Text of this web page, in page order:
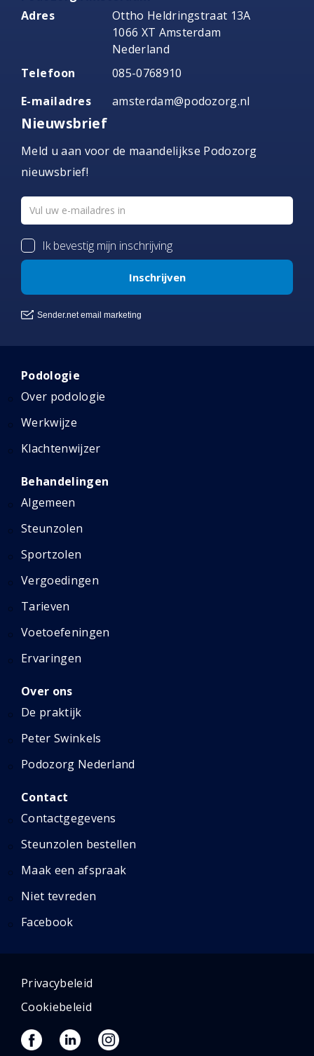
Adres
Ottho Heldringstraat 13A
1066 XT Amsterdam
Nederland
Telefoon
085-0768910
E-mailadres
amsterdam@podozorg.nl
Nieuwsbrief
Meld u aan voor de maandelijkse Podozorg
nieuwsbrief!
Podologie
Over podologie
Werkwijze
Klachtenwijzer
Behandelingen
Algemeen
Steunzolen
Sportzolen
Vergoedingen
Tarieven
Voetoefeningen
Ervaringen
Over ons
De praktijk
Peter Swinkels
Podozorg Nederland
Contact
Contactgegevens
Steunzolen bestellen
Maak een afspraak
Niet tevreden
Facebook
Privacybeleid
Cookiebeleid